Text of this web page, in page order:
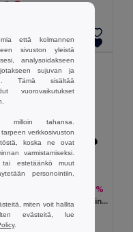
Lisää Ostokoriin
-20%
TEKAPO Säädettävä Puuvillainen Lippalakki
MO9643
että kolmannen
sivuston yleistä
analysoidakseen
sujuvan ja
Tämä sisältää
vuorovaikutukset
milloin tahansa.
verkkosivuston
koska ne ovat
varmistamiseksi.
estetäänkö muut
personointiin,
miten voit hallita
evästeitä, lue
.